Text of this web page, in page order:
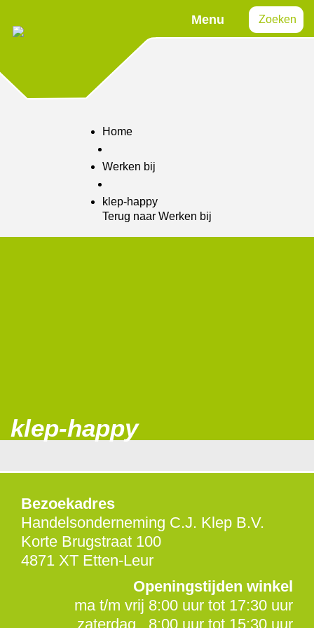
Menu Zoeken
Home
Werken bij
klep-happy
Terug naar Werken bij
klep-happy
Bezoekadres
Handelsonderneming C.J. Klep B.V.
Korte Brugstraat 100
4871 XT Etten-Leur
Openingstijden winkel
ma t/m vrij 8:00 uur tot 17:30 uur
zaterdag 8:00 uur tot 15:30 uur